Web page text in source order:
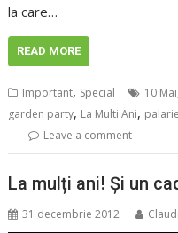
la care…
READ MORE
Important, Special 10 Mai
garden party, La Multi Ani, palarie
Leave a comment
La mulți ani! Și un
31 decembrie 2012